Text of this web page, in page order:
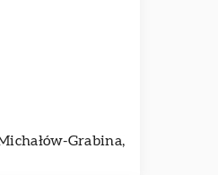
Grabina,